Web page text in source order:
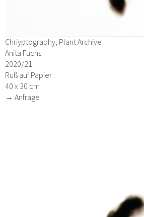
Chriyptography, Plant Archive
Anita Fuchs
2020/21
Ruß auf Papier
40 x 30 cm
→ Anfrage